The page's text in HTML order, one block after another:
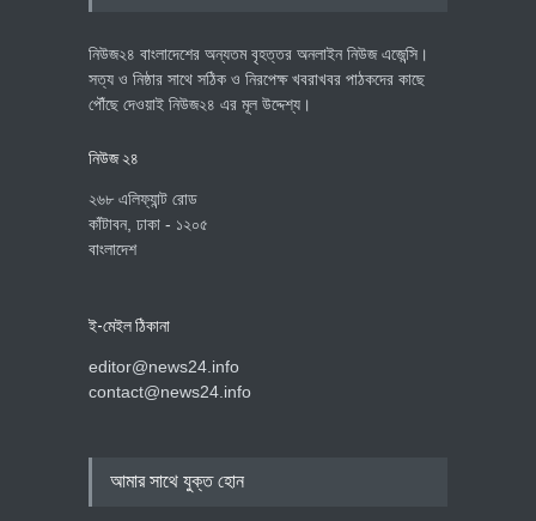
নিউজ২৪ বাংলাদেশের অন্যতম বৃহত্তর অনলাইন নিউজ এজেন্সি।
সত্য ও নিষ্ঠার সাথে সঠিক ও নিরপেক্ষ খবরাখবর পাঠকদের কাছে
পৌঁছে দেওয়াই নিউজ২৪ এর মূল উদ্দেশ্য।
নিউজ ২৪
২৬৮ এলিফ্যান্ট রোড
কাঁটাবন, ঢাকা - ১২০৫
বাংলাদেশ
ই-মেইল ঠিকানা
editor@news24.info
contact@news24.info
আমার সাথে যুক্ত হোন